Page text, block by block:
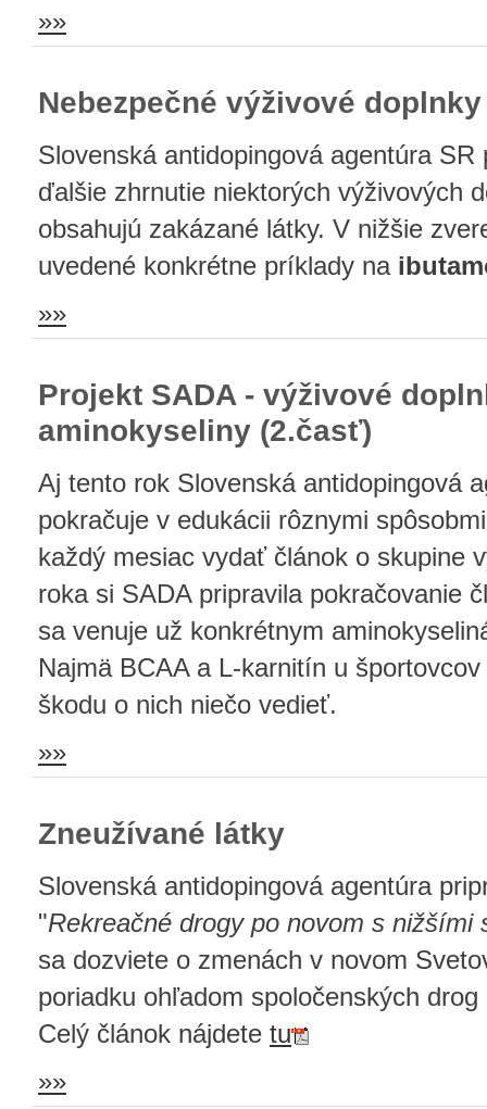
»»
Nebezpečné výživové
Slovenská antidopingová agentúra SR
ďalšie zhrnutie niektorých výživových
obsahujú zakázané látky. V nižšie
uvedené konkrétne príklady na
»»
Projekt SADA - výživové
aminokyseliny (2.časť)
Aj tento rok Slovenská antidopingová
pokračuje v edukácii rôznymi
každý mesiac vydať článok o skupine
roka si SADA pripravila pokračovanie
sa venuje už konkrétnym
Najmä BCAA a L-karnitín u
škodu o nich niečo vedieť.
»»
Zneužívané látky
Slovenská antidopingová agentúra
"Rekreačné drogy po novom s nižšími
sa dozviete o zmenách v novom
poriadku ohľadom spoločenských
Celý článok nájdete tu
»»